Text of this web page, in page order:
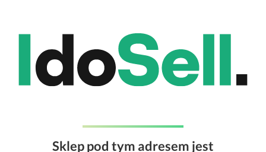
Sklep pod tym adresem jest